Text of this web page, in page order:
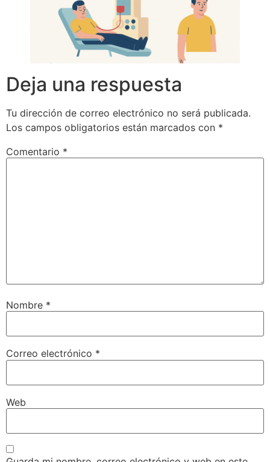
Deja una respuesta
Tu dirección de correo electrónico no será publicada.
Los campos obligatorios están marcados con *
Comentario *
Nombre *
Correo electrónico *
Web